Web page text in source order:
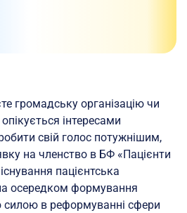
громадську організацію чи
опікується інтересами
свій голос потужнішим,
на членство в БФ «Пацієнти
пацієнтська
осередком формування
силою в реформуванні сфери